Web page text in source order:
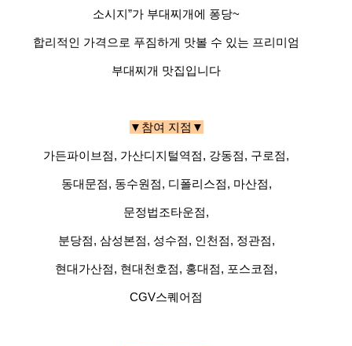
소시지”가 부대찌개에 퐁당~
합리적인 가격으로 푸짐하게 맛볼 수 있는 프리미엄
부대찌개 맛집입니다
▼참여 지점▼
가든파이브점, 가산디지털역점, 강동점, 구로점,
동대문점, 동수원점, 디폴리스점, 마산점,
문정법조타운점,
분당점, 삼성본점, 성수점, 인천점, 정관점,
현대가산점, 현대천호점, 홍대점, 포스코점,
CGV스퀘어점